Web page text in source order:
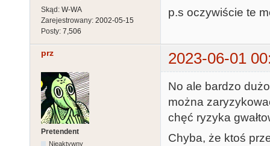
Skąd: W-WA
Zarejestrowany: 2002-05-15
Posty: 7,506
p.s oczywiście te
prz 2023-06-01
Pretendent
Nieaktywny
No ale bardzo
można
chęć ryzyka
Chyba, że ktoś